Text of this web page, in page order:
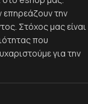
επηρεάζουν την
Στόχος μας είναι
που
για την